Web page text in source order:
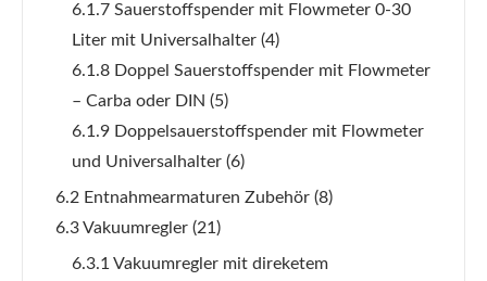
6.1.7 Sauerstoffspender mit Flowmeter 0-30
Liter mit Universalhalter (4)
6.1.8 Doppel Sauerstoffspender mit Flowmeter
– Carba oder DIN (5)
6.1.9 Doppelsauerstoffspender mit Flowmeter
und Universalhalter (6)
6.2 Entnahmearmaturen Zubehör (8)
6.3 Vakuumregler (21)
6.3.1 Vakuumregler mit direketem